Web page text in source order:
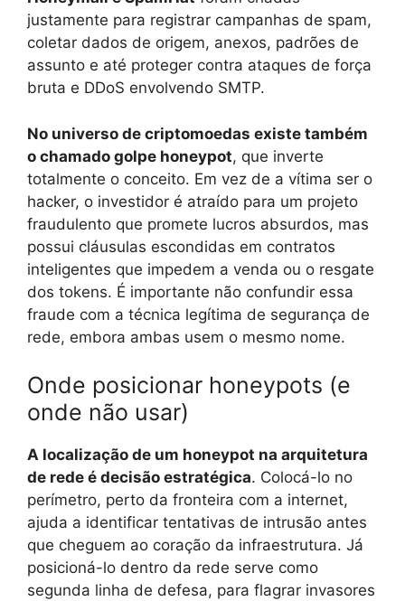
justamente para registrar campanhas de spam,
coletar dados de origem, anexos, padrões de
assunto e até proteger contra ataques de força
bruta e DDoS envolvendo SMTP.
No universo de criptomoedas existe também
o chamado golpe honeypot, que inverte
totalmente o conceito. Em vez de a vítima ser o
hacker, o investidor é atraído para um projeto
fraudulento que promete lucros absurdos, mas
possui cláusulas escondidas em contratos
inteligentes que impedem a venda ou o resgate
dos tokens. É importante não confundir essa
fraude com a técnica legítima de segurança de
rede, embora ambas usem o mesmo nome.
Onde posicionar honeypots (e
onde não usar)
A localização de um honeypot na arquitetura
de rede é decisão estratégica. Colocá-lo no
perímetro, perto da fronteira com a internet,
ajuda a identificar tentativas de intrusão antes
que cheguem ao coração da infraestrutura. Já
posicioná-lo dentro da rede serve como
segunda linha de defesa, para flagrar invasores